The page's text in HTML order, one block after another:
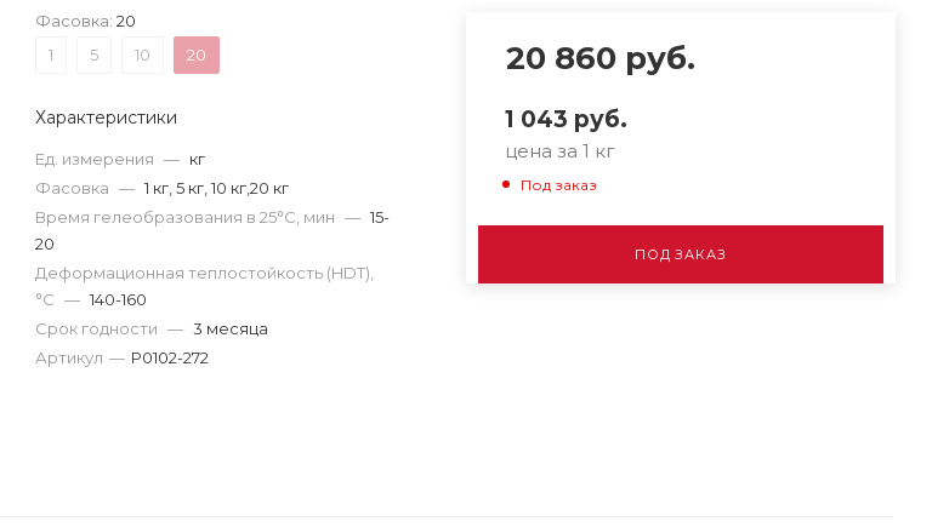
Фасовка: 20
1
5 10 20
Характеристики
Ед. измерения — кг
Фасовка — 1 кг, 5 кг, 10 кг,20 кг
Время гелеобразования в 25°С, мин — 15-
20
Деформационная теплостойкость (HDT),
°C — 140-160
Срок годности — 3 месяца
Артикул — Р0102-272
20 860 руб.
1 043 руб.
цена за 1 кг
Под заказ
ПОД ЗАКАЗ